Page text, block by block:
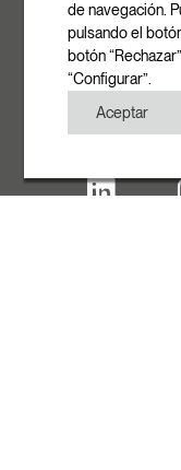
de navegación.
pulsando el
botón
“Configurar”.
Aceptar